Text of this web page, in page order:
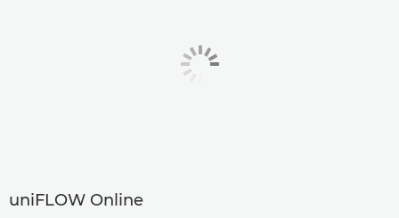
uniFLOW Online